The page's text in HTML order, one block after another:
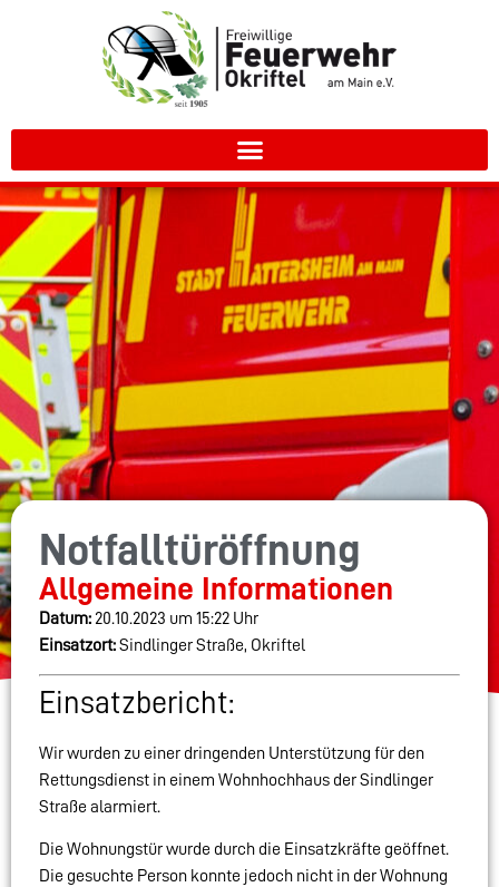
Notfalltüröffnung
Allgemeine Informationen
Datum: 20.10.2023 um 15:22 Uhr
Einsatzort:Sindlinger Straße, Okriftel
Einsatzbericht:
Wir wurden zu einer dringenden Unterstützung für den
Rettungsdienst in einem Wohnhochhaus der Sindlinger
Straße alarmiert.
Die Wohnungstür wurde durch die Einsatzkräfte geöffnet.
Die gesuchte Person konnte jedoch nicht in der Wohnung